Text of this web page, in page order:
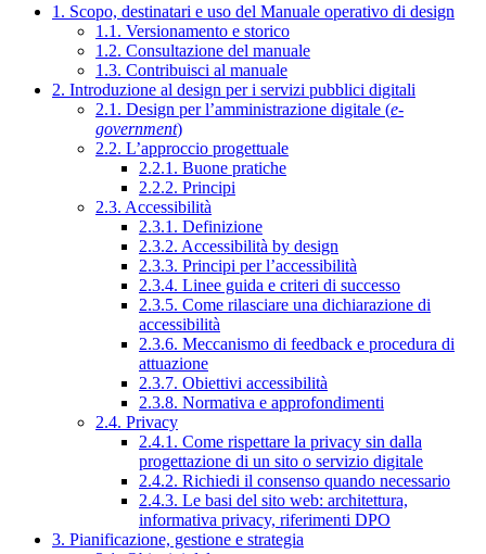
1. Scopo, destinatari e uso del Manuale operativo di design
1.1. Versionamento e storico
1.2. Consultazione del manuale
1.3. Contribuisci al manuale
2. Introduzione al design per i servizi pubblici digitali
2.1. Design per l’amministrazione digitale (e-
government)
2.2. L’approccio progettuale
2.2.1. Buone pratiche
2.2.2. Principi
2.3. Accessibilità
2.3.1. Definizione
2.3.2. Accessibilità by design
2.3.3. Principi per l’accessibilità
2.3.4. Linee guida e criteri di successo
2.3.5. Come rilasciare una dichiarazione di
accessibilità
2.3.6. Meccanismo di feedback e procedura di
attuazione
2.3.7. Obiettivi accessibilità
2.3.8. Normativa e approfondimenti
2.4. Privacy
2.4.1. Come rispettare la privacy sin dalla
progettazione di un sito o servizio digitale
2.4.2. Richiedi il consenso quando necessario
2.4.3. Le basi del sito web: architettura,
informativa privacy, riferimenti DPO
3. Pianificazione, gestione e strategia